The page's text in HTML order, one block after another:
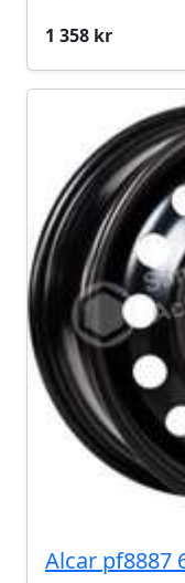
1 358 kr
Alcar pf8887